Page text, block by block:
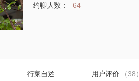
约聊人数：
64
行家自述 用户评价 （38）